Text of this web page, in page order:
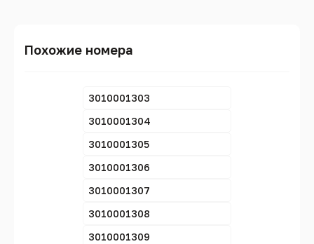
Похожие номера
3010001303
3010001304
3010001305
3010001306
3010001307
3010001308
3010001309